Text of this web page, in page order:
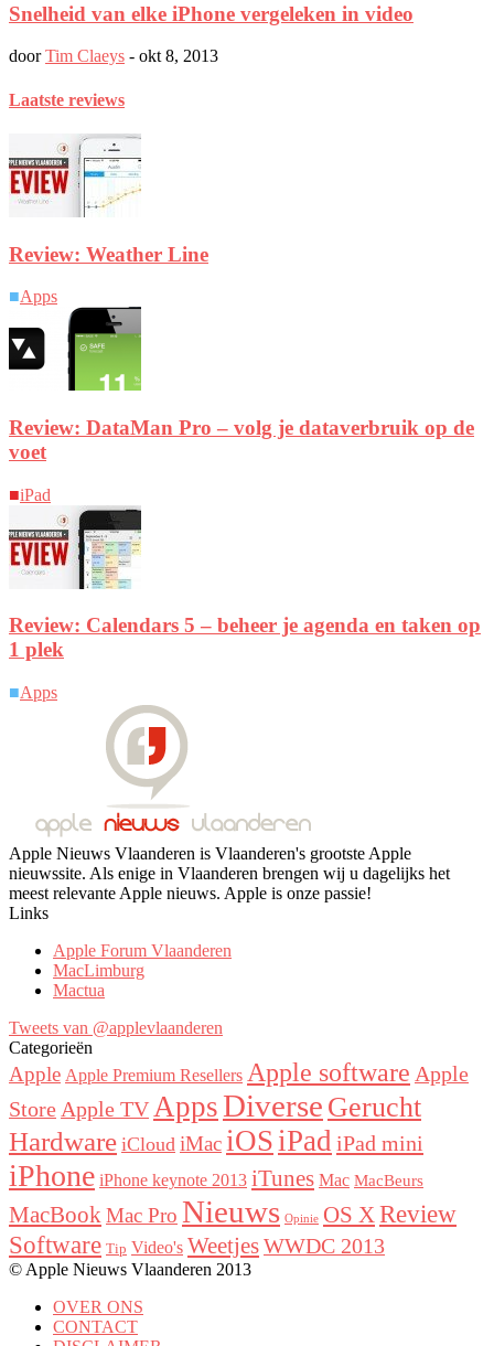
Snelheid van elke iPhone vergeleken in video
doorTim Claeys - okt 8, 2013
Laatste reviews
Review: Weather Line
■Apps
Review: DataMan Pro – volg je dataverbruik op de
voet
■iPad
Review: Calendars 5 – beheer je agenda en taken op
1 plek
■Apps
Apple Nieuws Vlaanderen is Vlaanderen's grootste Apple
nieuwssite. Als enige in Vlaanderen brengen wij u dagelijks het
meest relevante Apple nieuws. Apple is onze passie!
Links
Apple Forum Vlaanderen
MacLimburg
Mactua
Tweets van @applevlaanderen
Categorieën
Apple Apple Premium Resellers Apple software Apple
Store Apple TVApps Diverse Gerucht
Hardware iCloud iMaciOSiPad iPad mini
iPhone iPhone keynote 2013 iTunes Mac MacBeurs
MacBookMac Pro Nieuws Opinie OS XReview
Software Tip Video's WeetjesWWDC 2013
© Apple Nieuws Vlaanderen 2013
OVER ONS
CONTACT